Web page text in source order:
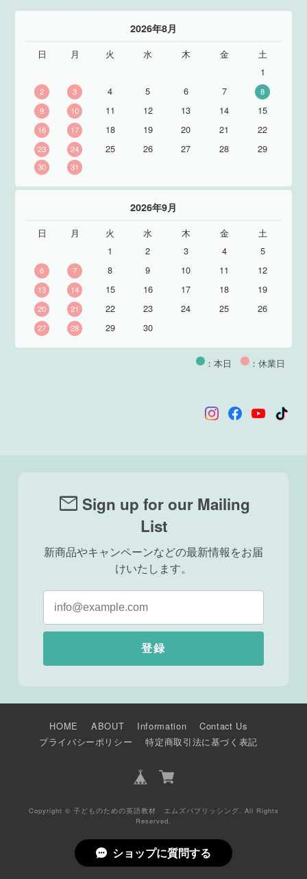
2026年8月
日 月 火 水 木 金
土
1
2 3 4 5 6 7
8
9
10 11 12 13 14 15
16 17 18 19 20 21 22
23 24 25 26 27 28 29
30 31
2026年9月
日 月 火 水 木 金
土
1
2 3 4 5
6 7 8 9 10 11 12
13 14 15 16 17 18 19
20 21 22 23 24 25 26
27 28 29 30
：本日 ：休業日
mail Sign up for our Mailing
List
新商品やキャンペーンなどの最新情報をお届
けいたします。
登録
HOME ABOUT Information
Contact Us
プライバシーポリシー
特定商取引法に基づく表記
Copyright © 子どものための英語教材 エムズパブリッシング. All Rights
Reserved.
ショップに質問する